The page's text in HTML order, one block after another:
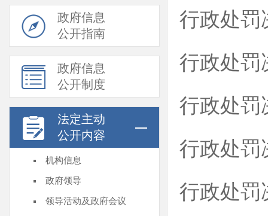
政府信息
公开指南
政府信息
公开制度
法定主动
公开内容
机构信息
政府领导
领导活动及政府会议
行政处罚
行政处罚
行政处罚
行政处罚
行政处罚